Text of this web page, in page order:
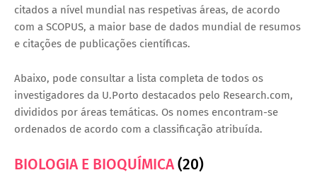
citados a nível mundial nas respetivas áreas, de acordo
com a SCOPUS, a maior base de dados mundial de resumos
e citações de publicações científicas.
Abaixo, pode consultar a lista completa de todos os
investigadores da U.Porto destacados pelo Research.com,
divididos por áreas temáticas. Os nomes encontram-se
ordenados de acordo com a classificação atribuída.
BIOLOGIA E BIOQUÍMICA(20)